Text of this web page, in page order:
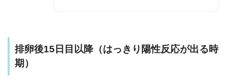
排卵後15日目以降（はっきり陽性反応が出る時
期）